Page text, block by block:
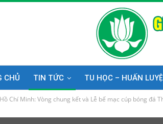
CHỦ TIN TỨC TU HỌC – HUẤN
Chí Minh: Vòng chung kết và Lễ bế mạc cúp bóng đá